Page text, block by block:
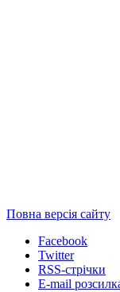
Повна версія сайту
Facebook
Twitter
RSS-стрічки
E-mail